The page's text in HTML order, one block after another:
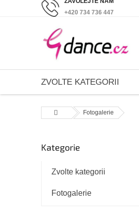
+420 734 736 447
ZVOLTE KATEGORII
Domů Fotogalerie
o
Přeskočit
Kategorie
Zvolte kategorii
Fotogalerie